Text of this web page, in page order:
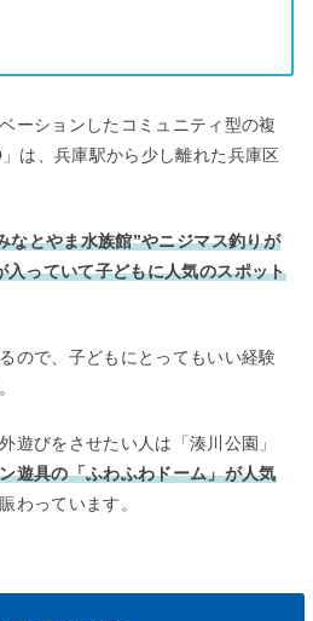
ーションしたコミュニティ型の複
は、兵庫駅から少し離れた兵庫区
なとやま水族館”やニジマス釣りが
入っていて子どもに人気のスポット
ので、子どもにとってもいい経験
遊びをさせたい人は「湊川公園」
遊具の「ふわふわドーム」が人気
わっています。